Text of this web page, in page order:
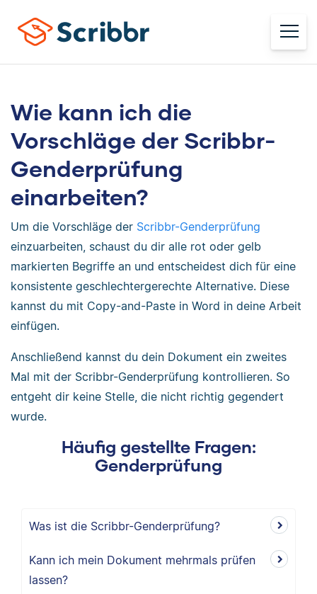
Wie kann ich die
Vorschläge der Scribbr-
Genderprüfung
einarbeiten?
Um die Vorschläge der Scribbr-Genderprüfung
einzuarbeiten, schaust du dir alle rot oder gelb
markierten Begriffe an und entscheidest dich für eine
konsistente geschlechtergerechte Alternative. Diese
kannst du mit Copy-and-Paste in Word in deine Arbeit
einfügen.
Anschließend kannst du dein Dokument ein zweites
Mal mit der Scribbr-Genderprüfung kontrollieren. So
entgeht dir keine Stelle, die nicht richtig gegendert
wurde.
Häufig gestellte Fragen:
Genderprüfung
Was ist die Scribbr-Genderprüfung?
Kann ich mein Dokument mehrmals prüfen
lassen?